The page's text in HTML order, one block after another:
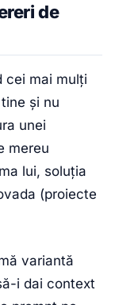
de
cei mai mulți
și nu
unei
mereu
lui, soluția
(proiecte
variantă
i dai context